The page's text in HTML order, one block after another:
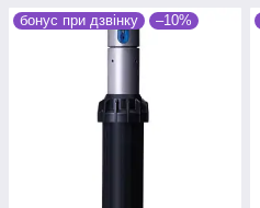
бонус при дзвінку –10%